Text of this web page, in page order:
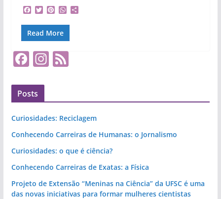
F
c
e
b
o
o
k
T
i
t
t
e
r
P
n
t
e
r
e
s
W
a
s
A
p
S
Read More
F
c
e
b
o
o
k
In
gr
a
m
F
d
Posts
Curiosidades: Reciclagem
Conhecendo Carreiras de Humanas: o Jornalismo
Curiosidades: o que é ciência?
Conhecendo Carreiras de Exatas: a Física
Projeto de Extensão “Meninas na Ciência” da UFSC é uma
das novas iniciativas para formar mulheres cientistas